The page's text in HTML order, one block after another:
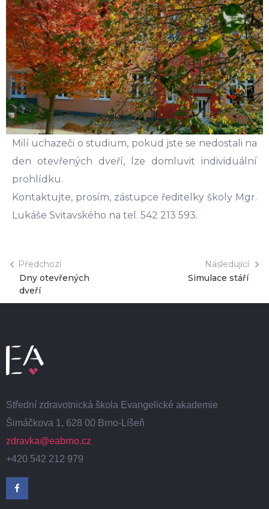
Milí uchazeči o studium, pokud jste se nedostali na
den otevřených dveří, lze domluvit individuální
prohlídku.
Kontaktujte, prosím, zástupce ředitelky školy Mgr.
Lukáše Svitavského na tel. 542 213 593.
Předchozí
Dny otevřených
dveří
Následující
Simulace stáří
Střední zdravotnická škola Evangelické akademie
Šimáčkova 1, 628 00 Brno-Líšeň
zdravka@eabrno.cz
+420 542 212 979